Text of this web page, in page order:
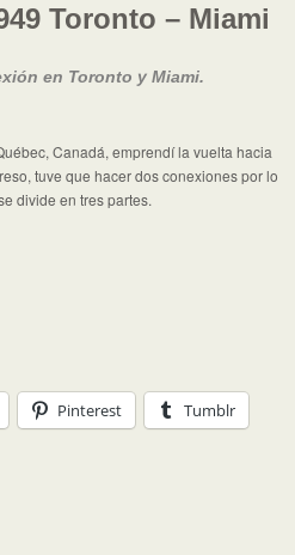
Toronto – Miami
en Toronto y Miami.
Canadá, emprendí la vuelta hacia
tuve que hacer dos conexiones por lo
divide en tres partes.
Pinterest Tumblr